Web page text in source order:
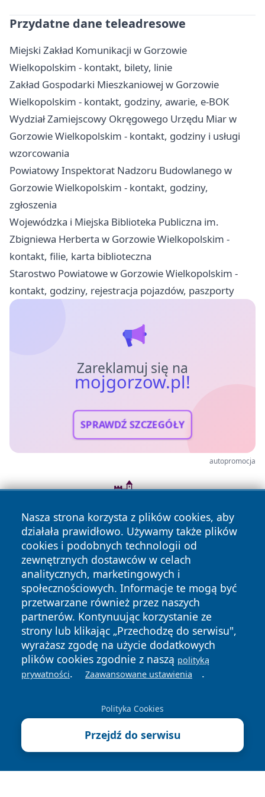
Przydatne dane teleadresowe
Miejski Zakład Komunikacji w Gorzowie
Wielkopolskim - kontakt, bilety, linie
Zakład Gospodarki Mieszkaniowej w Gorzowie
Wielkopolskim - kontakt, godziny, awarie, e-BOK
Wydział Zamiejscowy Okręgowego Urzędu Miar w
Gorzowie Wielkopolskim - kontakt, godziny i usługi
wzorcowania
Powiatowy Inspektorat Nadzoru Budowlanego w
Gorzowie Wielkopolskim - kontakt, godziny,
zgłoszenia
Wojewódzka i Miejska Biblioteka Publiczna im.
Zbigniewa Herberta w Gorzowie Wielkopolskim -
kontakt, filie, karta biblioteczna
Starostwo Powiatowe w Gorzowie Wielkopolskim -
kontakt, godziny, rejestracja pojazdów, paszporty
Zareklamuj się na
mojgorzow.pl!
SPRAWDŹ SZCZEGÓŁY
autopromocja
Nasza strona korzysta z plików cookies, aby
działała prawidłowo. Używamy także plików
cookies i podobnych technologii od
zewnętrznych dostawców w celach
analitycznych, marketingowych i
społecznościowych. Informacje te mogą być
przetwarzane również przez naszych
partnerów. Kontynuując korzystanie ze
strony lub klikając „Przechodzę do serwisu",
wyrażasz zgodę na użycie dodatkowych
plików cookies zgodnie z naszą polityką
prywatności. Zaawansowane ustawienia .
Polityka Cookies
Przejdź do serwisu
Copyright © 2026 mojgorzow.pl Wszystkie prawa zastrzeżone.
News Autorzy
Polityka
Prywatności
Polityka
Cookies